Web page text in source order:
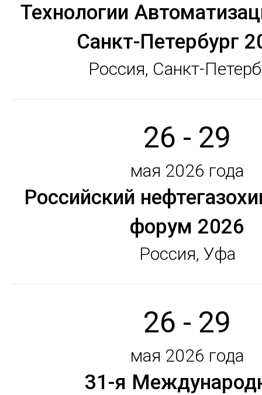
Технологии
Санкт-Петербург
Россия, Санкт-
26 - 29
мая 2026 года
Российский
форум 2026
Россия, Уфа
26 - 29
мая 2026 года
31-я